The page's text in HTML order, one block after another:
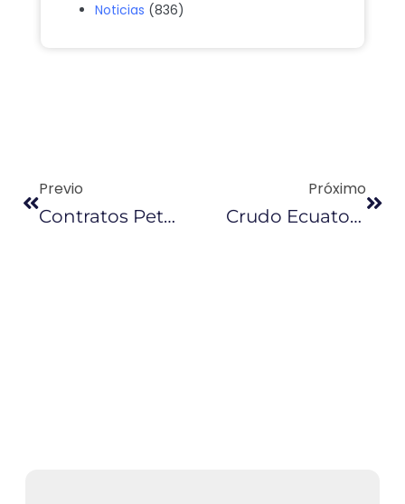
Noticias (836)
Previo
Contratos Petroleros De Ecuador Se Realizarán Bajo La Modalidad De Participación
Próximo
Crudo Ecuatoriano Obtuvo Mejores Ofertas En Una Cuarta Venta ‘spot’